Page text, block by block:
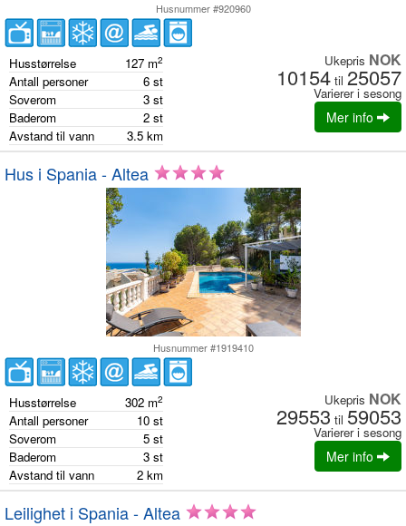
Husnummer #920960
Husstørrelse 127 m2
Antall personer 6 st
Soverom
3 st
Baderom
2 st
Avstand til vann
3.5 km
Ukepris NOK
10154 til 25057
Varierer i sesong
Mer info
Hus i Spania - Altea
Husnummer #1919410
Husstørrelse 302 m2
Antall personer 10 st
Soverom
5 st
Baderom
3 st
Avstand til vann
2 km
Ukepris NOK
29553 til 59053
Varierer i sesong
Mer info
Leilighet i Spania - Altea